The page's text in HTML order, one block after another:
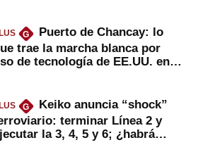
G
Puerto de Chancay: lo
trae la marcha blanca por
de tecnología de EE.UU. en
G
Keiko anuncia “shock”
terminar Línea 2 y
la 3, 4, 5 y 6; ¿habrá